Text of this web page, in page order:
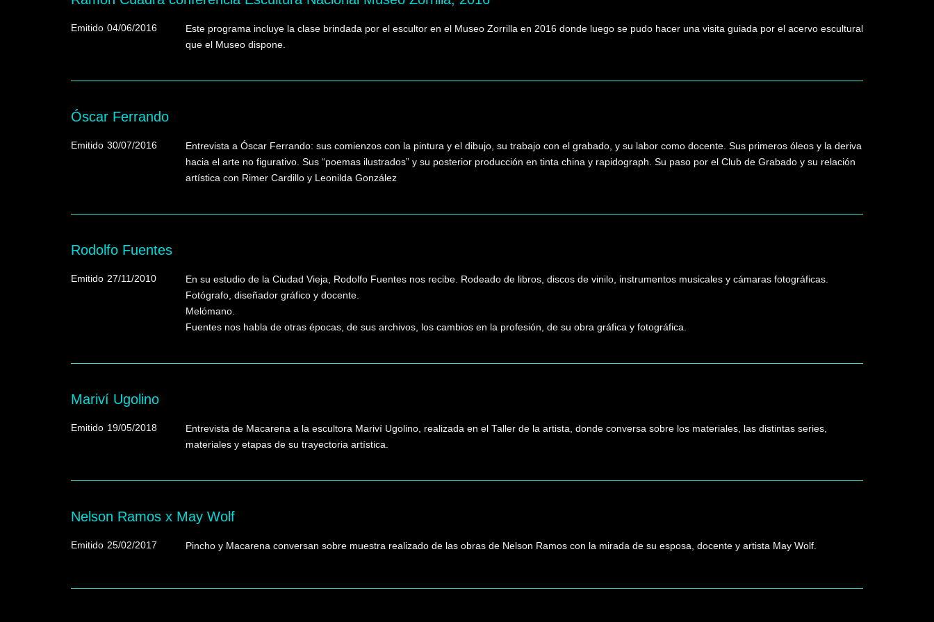
Emitido 04/06/2016
Este programa incluye la clase brindada por el escultor en el Museo Zorrilla en 2016 donde luego se pudo hacer una visita guiada por el acervo escultural
que el Museo dispone.
Óscar Ferrando
Emitido 30/07/2016
Entrevista a Óscar Ferrando: sus comienzos con la pintura y el dibujo, su trabajo con el grabado, y su labor como docente. Sus primeros óleos y la deriva
hacia el arte no figurativo. Sus “poemas ilustrados” y su posterior producción en tinta china y rapidograph. Su paso por el Club de Grabado y su relación
artística con Rimer Cardillo y Leonilda González
Rodolfo Fuentes
Emitido 27/11/2010
En su estudio de la Ciudad Vieja, Rodolfo Fuentes nos recibe. Rodeado de libros, discos de vinilo, instrumentos musicales y cámaras fotográficas.
Fotógrafo, diseñador gráfico y docente.
Melómano.
Fuentes nos habla de otras épocas, de sus archivos, los cambios en la profesión, de su obra gráfica y fotográfica.
Mariví Ugolino
Emitido 19/05/2018
Entrevista de Macarena a la escultora Mariví Ugolino, realizada en el Taller de la artista, donde conversa sobre los materiales, las distintas series,
materiales y etapas de su trayectoria artística.
Nelson Ramos x May Wolf
Emitido 25/02/2017 Pincho y Macarena conversan sobre muestra realizado de las obras de Nelson Ramos con la mirada de su esposa, docente y artista May Wolf.